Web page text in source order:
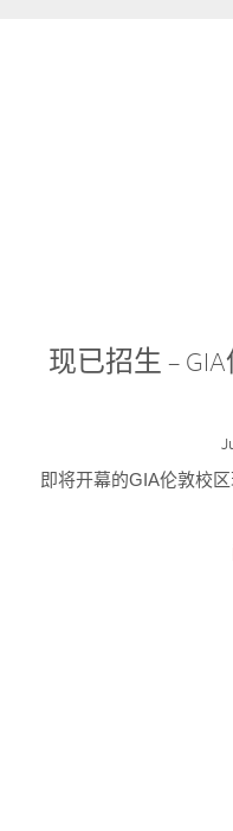
现已招生 –
即将开幕的GIA伦敦校